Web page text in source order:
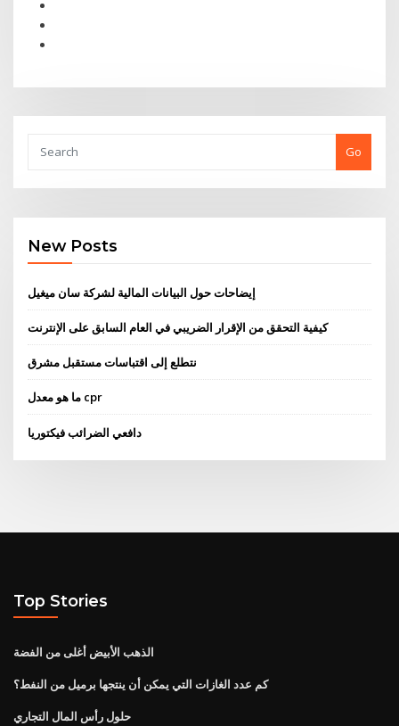
Go
New Posts
إيضاحات حول البيانات المالية لشركة سان ميغيل
كيفية التحقق من الإقرار الضريبي في العام السابق على الإنترنت
نتطلع إلى اقتباسات مستقبل مشرق
ما هو معدل cpr
دافعي الضرائب فيكتوريا
Top Stories
الذهب الأبيض أغلى من الفضة
كم عدد الغازات التي يمكن أن ينتجها برميل من النفط؟
حلول رأس المال التجاري